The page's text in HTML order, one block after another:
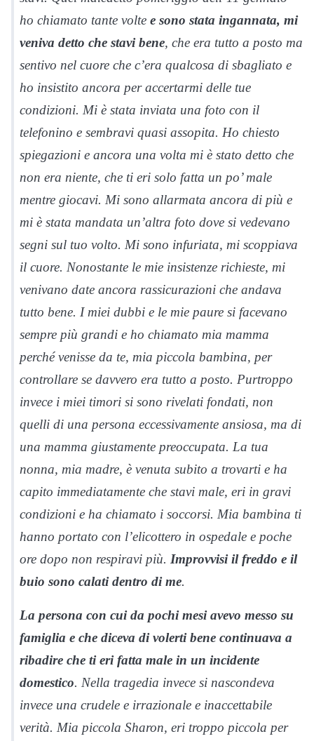
ho chiamato tante volte e sono stata ingannata, mi
veniva detto che stavi bene, che era tutto a posto ma
sentivo nel cuore che c’era qualcosa di sbagliato e
ho insistito ancora per accertarmi delle tue
condizioni. Mi è stata inviata una foto con il
telefonino e sembravi quasi assopita. Ho chiesto
spiegazioni e ancora una volta mi è stato detto che
non era niente, che ti eri solo fatta un po’ male
mentre giocavi. Mi sono allarmata ancora di più e
mi è stata mandata un’altra foto dove si vedevano
segni sul tuo volto. Mi sono infuriata, mi scoppiava
il cuore. Nonostante le mie insistenze richieste, mi
venivano date ancora rassicurazioni che andava
tutto bene. I miei dubbi e le mie paure si facevano
sempre più grandi e ho chiamato mia mamma
perché venisse da te, mia piccola bambina, per
controllare se davvero era tutto a posto. Purtroppo
invece i miei timori si sono rivelati fondati, non
quelli di una persona eccessivamente ansiosa, ma di
una mamma giustamente preoccupata. La tua
nonna, mia madre, è venuta subito a trovarti e ha
capito immediatamente che stavi male, eri in gravi
condizioni e ha chiamato i soccorsi. Mia bambina ti
hanno portato con l’elicottero in ospedale e poche
ore dopo non respiravi più. Improvvisi il freddo e il
buio sono calati dentro di me.
La persona con cui da pochi mesi avevo messo su
famiglia e che diceva di volerti bene continuava a
ribadire che ti eri fatta male in un incidente
domestico. Nella tragedia invece si nascondeva
invece una crudele e irrazionale e inaccettabile
verità. Mia piccola Sharon, eri troppo piccola per